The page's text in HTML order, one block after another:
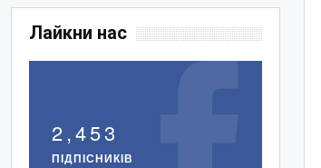
Лайкни нас
2,453
ПІДПІСНИКІВ